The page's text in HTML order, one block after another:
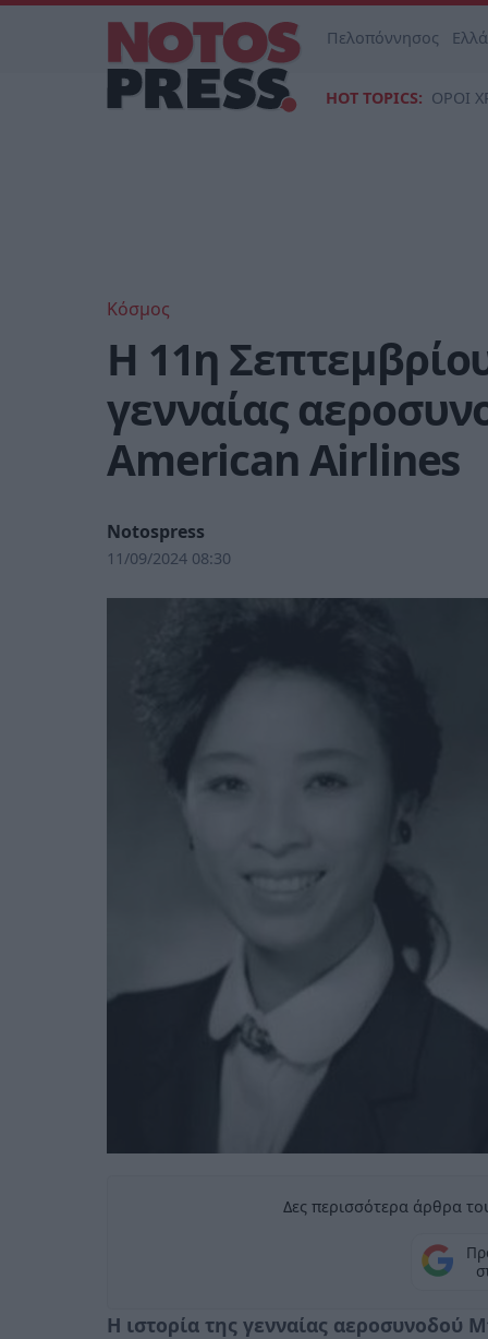
Πελοπόννησος
HOT TOPICS: ΟΡΟΙ
Κόσμος
Η 11η
γενναίας
American Airlines
Notospress
11/09/2024 08:30
Δες περισσότερα άρθρα
Η ιστορία της γενναίας αεροσυνοδού